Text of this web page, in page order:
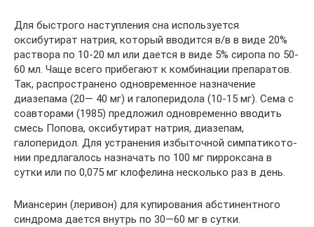
Для быстрого наступления сна используется
оксибутират натрия, который вводится в/в в виде 20%
раствора по 10-20 мл или дается в виде 5% сиропа по 50-
60 мл. Чаще всего прибегают к комбинации препаратов.
Так, распространено одновременное назначение
диазепама (20— 40 мг) и галоперидола (10-15 мг). Сема с
соавторами (1985) предложил одновременно вводить
смесь Попова, оксибутират натрия, диазепам,
галоперидол. Для устранения избыточной симпатикото-
нии предлагалось назначать по 100 мг пирроксана в
сутки или по 0,075 мг клофелина несколько раз в день.
Миансерин (леривон) для купирования абстинентного
синдрома дается внутрь по 30—60 мг в сутки.